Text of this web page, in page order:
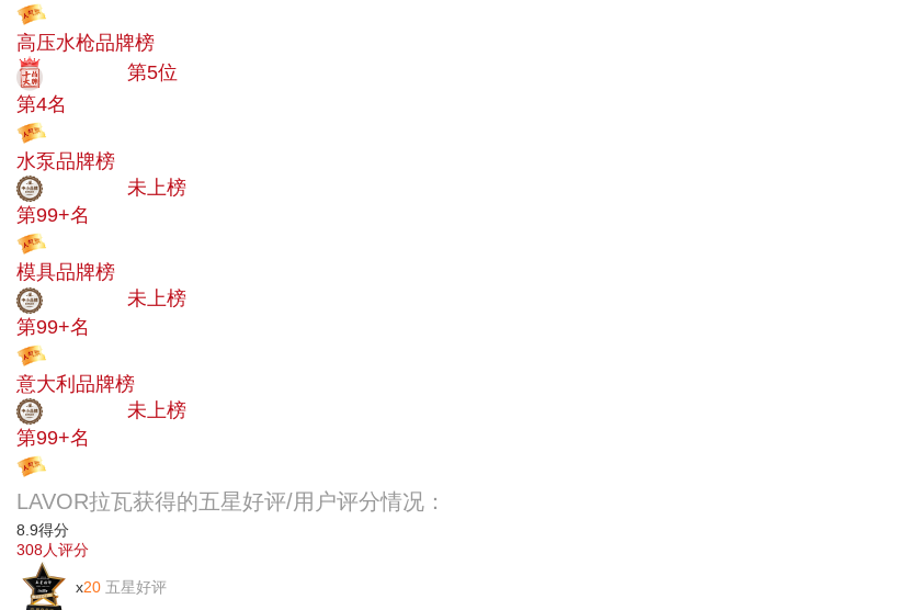
高压水枪品牌榜
第5位
第4名
水泵品牌榜
未上榜
第99+名
模具品牌榜
未上榜
第99+名
意大利品牌榜
未上榜
第99+名
LAVOR拉瓦获得的五星好评/用户评分情况：
8.9得分
308人评分
x20 五星好评